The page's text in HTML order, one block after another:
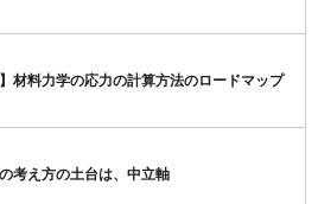
】材料力学の応力の計算方法のロードマップ
考え方の土台は、中立軸